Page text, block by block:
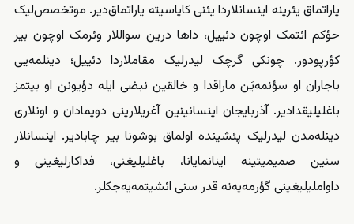
یاراتماق یئرینه اینسانلاردا یئنی کاپاسیته یاراتماق‌دیر. موتخصص‌لیک
حؤکم ائتمک اوچون دئییل، داها درین سواللار وئرمک اوچون بیر
کؤرپودور. چونکی گرچک لیدرلیک مقاملاردا دئییل؛ دینلمه‌یی
باجاران او سؤنمه‌یَن ماراقدا و خالقین نبضی ایله دؤیونن او بیتمز
باغلیلیقدادیر. آذربایجان اینسانینین آغریلارینی دویمادان و اونلاری
دینله‌مدن لیدرلیک پئشینده اولماق بوشونا بیر چابادیر. اینسانلار
سنین صمیمیتینه اینانمایانا، باغلیلیغنی‌، فداکارلیغینی و
داواملیلیغینی گؤرمه‌یه‌نه قدر سنی ائشیتمه‌یه‌جکلر.